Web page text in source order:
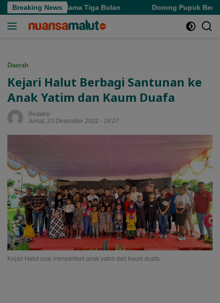
Langsung
ke
Breaking News
Pajak Selama Tiga Bulan Dorong Pupuk Bersubsidi
Daerah
Kejari Halut Berbagi Santunan ke
Anak Yatim dan Kaum Duafa
Redaksi
Jumat, 23 Desember 2022 - 19:27
Kejari Halut usai menyantuni anak yatim dan kaum duafa.